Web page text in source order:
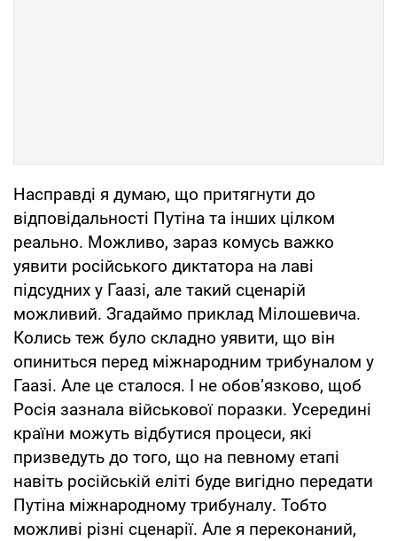
Насправді я думаю, що притягнути до
відповідальності Путіна та інших цілком
реально. Можливо, зараз комусь важко
уявити російського диктатора на лаві
підсудних у Гаазі, але такий сценарій
можливий. Згадаймо приклад Мілошевича.
Колись теж було складно уявити, що він
опиниться перед міжнародним трибуналом у
Гаазі. Але це сталося. І не обов’язково, щоб
Росія зазнала військової поразки. Усередині
країни можуть відбутися процеси, які
призведуть до того, що на певному етапі
навіть російській еліті буде вигідно передати
Путіна міжнародному трибуналу. Тобто
можливі різні сценарії. Але я переконаний,